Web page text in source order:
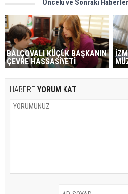
Önceki ve Sonraki Haberler
BALÇOVALI KÜÇÜK BAŞKANIN
ÇEVRE HASSASİYETİ
HABERE YORUM KAT